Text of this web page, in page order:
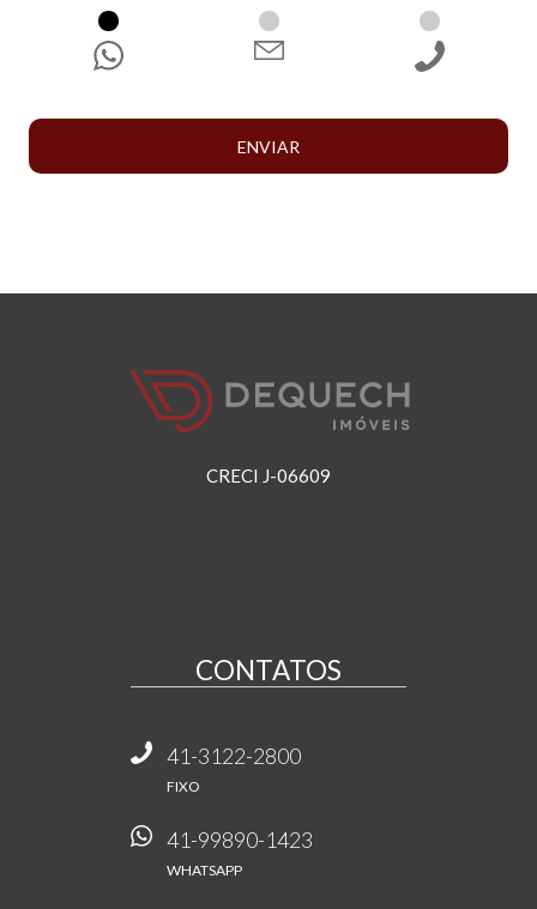
ENVIAR
CRECI J-06609
CONTATOS
41-3122-2800
FIXO
41-99890-1423
WHATSAPP